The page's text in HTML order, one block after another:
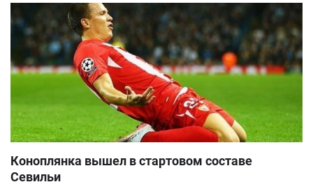
БУКМЕКЕРЫ
КАЗИНО
UK RU
Коноплянка вышел в стартовом составе
Севильи